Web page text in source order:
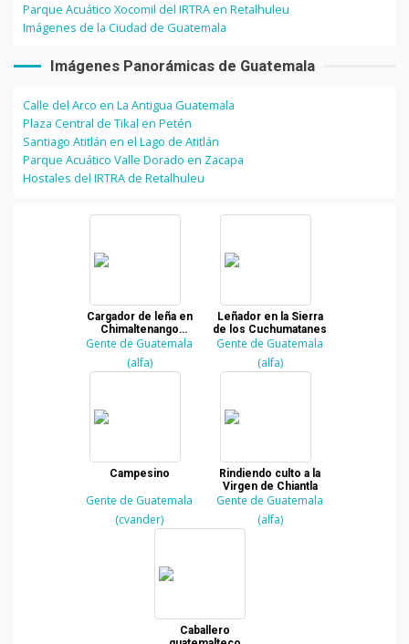
Parque Acuático Xocomil del IRTRA en Retalhuleu
Imágenes de la Ciudad de Guatemala
Imágenes Panorámicas de Guatemala
Calle del Arco en La Antigua Guatemala
Plaza Central de Tikal en Petén
Santiago Atitlán en el Lago de Atitlán
Parque Acuático Valle Dorado en Zacapa
Hostales del IRTRA de Retalhuleu
Cargador de leña en
Chimaltenango
Guatemala
Gente de Guatemala
(alfa)
Leñador en la Sierra
de los Cuchumatanes
Gente de Guatemala
(alfa)
Campesino
Gente de Guatemala
(cvander)
Rindiendo culto a la
Virgen de Chiantla
Gente de Guatemala
(alfa)
Caballero